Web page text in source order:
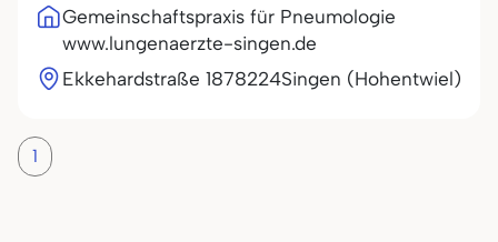
Gemeinschaftspraxis für Pneumologie
www.lungenaerzte-singen.de
Ekkehardstraße 1878224Singen (Hohentwiel)
1